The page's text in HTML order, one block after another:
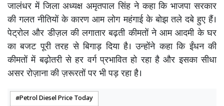
जालंधर में जिला अध्यक्ष अमृतपाल सिंह ने कहा कि भाजपा सरकार
की गलत नीतियों के कारण आम लोग महंगाई के बोझ तले दबे हुए हैं।
पेट्रोल और डीज़ल की लगातार बढ़ती कीमतों ने आम आदमी के घर
का बजट पूरी तरह से बिगाड़ दिया है। उन्होंने कहा कि ईंधन की
कीमतों में बढ़ोतरी से हर वर्ग प्रभावित हो रहा है और इसका सीधा
असर रोज़ाना की ज़रूरतों पर भी पड़ रहा है।
Petrol Diesel Price Today